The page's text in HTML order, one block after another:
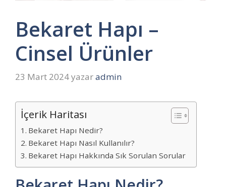
Bekaret Hapı –
Cinsel Ürünler
23 Mart 2024yazaradmin
İçerik Haritası
Bekaret Hapı Nedir?
Bekaret Hapı Nasıl Kullanılır?
Bekaret Hapı Hakkında Sık Sorulan Sorular